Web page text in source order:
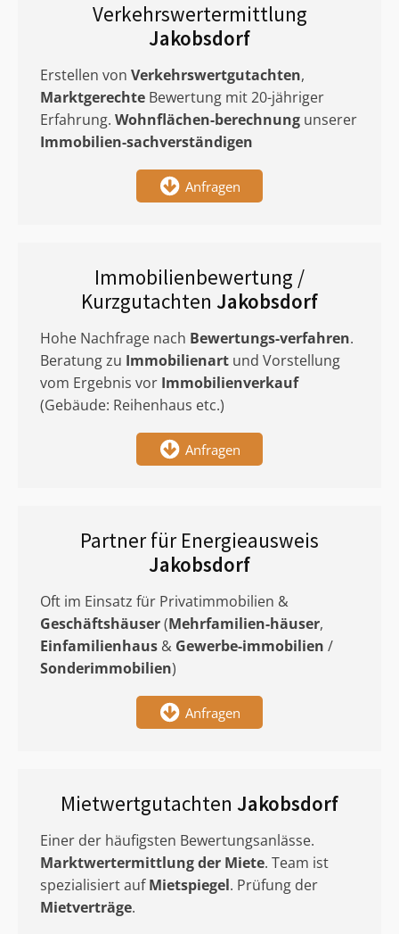
Verkehrswertermittlung
Jakobsdorf
Erstellen von Verkehrswertgutachten,
Marktgerechte Bewertung mit 20-jähriger
Erfahrung. Wohnflächen-berechnung unserer
Immobilien-sachverständigen
Anfragen
Immobilienbewertung /
Kurzgutachten Jakobsdorf
Hohe Nachfrage nach Bewertungs-verfahren.
Beratung zu Immobilienart und Vorstellung
vom Ergebnis vor Immobilienverkauf
(Gebäude: Reihenhaus etc.)
Anfragen
Partner für Energieausweis
Jakobsdorf
Oft im Einsatz für Privatimmobilien &
Geschäftshäuser(Mehrfamilien-häuser,
Einfamilienhaus & Gewerbe-immobilien /
Sonderimmobilien)
Anfragen
Mietwertgutachten Jakobsdorf
Einer der häufigsten Bewertungsanlässe.
Marktwertermittlungder Miete. Team ist
spezialisiert aufMietspiegel. Prüfung der
Mietverträge.